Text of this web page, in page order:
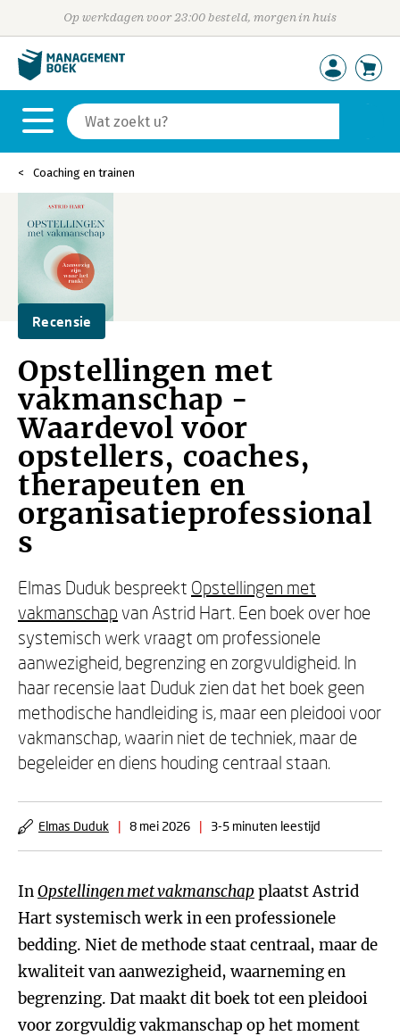
Op werkdagen voor 23:00 besteld, morgen in huis
Coaching en trainen
Recensie
Opstellingen met
vakmanschap -
Waardevol voor
opstellers, coaches,
therapeuten en
organisatieprofessional
s
Elmas Duduk bespreekt Opstellingen met
vakmanschap van Astrid Hart. Een boek over hoe
systemisch werk vraagt om professionele
aanwezigheid, begrenzing en zorgvuldigheid. In
haar recensie laat Duduk zien dat het boek geen
methodische handleiding is, maar een pleidooi voor
vakmanschap, waarin niet de techniek, maar de
begeleider en diens houding centraal staan.
Elmas Duduk | 8 mei 2026 | 3-5 minuten leestijd
InOpstellingen met vakmanschap plaatst Astrid
Hart systemisch werk in een professionele
bedding. Niet de methode staat centraal, maar de
kwaliteit van aanwezigheid, waarneming en
begrenzing. Dat maakt dit boek tot een pleidooi
voor zorgvuldig vakmanschap op het moment